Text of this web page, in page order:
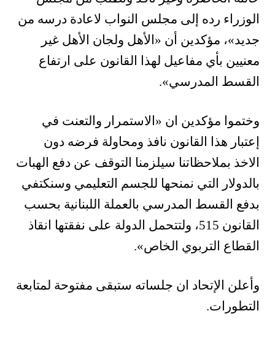
الوزراء رده إلى مجلس النواب لاعادة درسه من
جديد»، مؤكدين أن «الأهل ولجان الأهل غير
معنيين بأي مفاعيل لهذا القانون على ارتفاع
القسط المدرسي».
وختموا مؤكدين ان «الاستمرار والتعنت في
إعتبار هذا القانون نافذ ومحاولة فرضه دون
الاخذ بملاحظاتنا سيلزمنا التوقف عن دفع الهبات
بالدولار التي نمنحها للجسم التعليمي وسنكتفي
بدفع القسط المدرسي بالعملة اللبنانية بحسب
القانون 515، ولتتحمل الدولة على نفقتها انقاذ
القطاع التربوي الخاص».
وأعلن الإتحاد ان جلساته ستبقى مفتوحة لمتابعة
التطورات.